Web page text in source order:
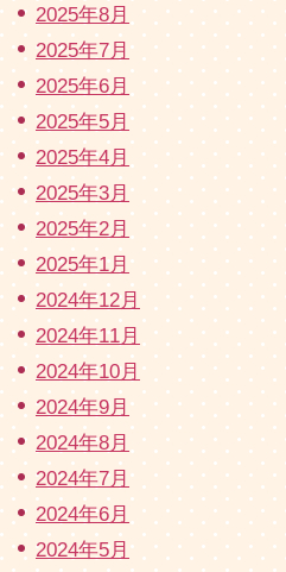
2025年8月
2025年7月
2025年6月
2025年5月
2025年4月
2025年3月
2025年2月
2025年1月
2024年12月
2024年11月
2024年10月
2024年9月
2024年8月
2024年7月
2024年6月
2024年5月